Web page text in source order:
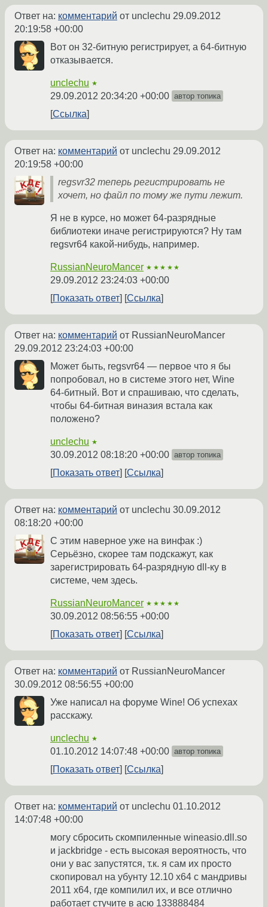
Ответ на: комментарий от unclechu 29.09.2012
20:19:58 +00:00
Вот он 32-битную регистрирует, а 64-битную
отказывается.
unclechu ★
29.09.2012 20:34:20 +00:00 автор топика
Ссылка
Ответ на: комментарий от unclechu 29.09.2012
20:19:58 +00:00
regsvr32 теперь регистрировать не
хочет, но файл по тому же пути лежит.
Я не в курсе, но может 64-разрядные
библиотеки иначе регистрируются? Ну там
regsvr64 какой-нибудь, например.
RussianNeuroMancer ★★★★★
29.09.2012 23:24:03 +00:00
Показать ответ
Ссылка
Ответ на: комментарий от RussianNeuroMancer
29.09.2012 23:24:03 +00:00
Может быть, regsvr64 — первое что я бы
попробовал, но в системе этого нет, Wine
64-битный. Вот и спрашиваю, что сделать,
чтобы 64-битная виназия встала как
положено?
unclechu ★
30.09.2012 08:18:20 +00:00 автор топика
Показать ответ Ссылка
Ответ на: комментарий от unclechu 30.09.2012
08:18:20 +00:00
С этим наверное уже на винфак :)
Серьёзно, скорее там подскажут, как
зарегистрировать 64-разрядную dll-ку в
системе, чем здесь.
RussianNeuroMancer ★★★★★
30.09.2012 08:56:55 +00:00
Показать ответ
Ссылка
Ответ на: комментарий от RussianNeuroMancer
30.09.2012 08:56:55 +00:00
Уже написал на форуме Wine! Об успехах
расскажу.
unclechu ★
01.10.2012 14:07:48 +00:00 автор топика
Показать ответ Ссылка
Ответ на: комментарий от unclechu 01.10.2012
14:07:48 +00:00
могу сбросить скомпиленные wineasio.dll.so
и jackbridge - есть высокая вероятность, что
они у вас запустятся, т.к. я сам их просто
скопировал на убунту 12.10 x64 с мандривы
2011 x64, где компилил их, и все отлично
работает стучите в асю 133888484